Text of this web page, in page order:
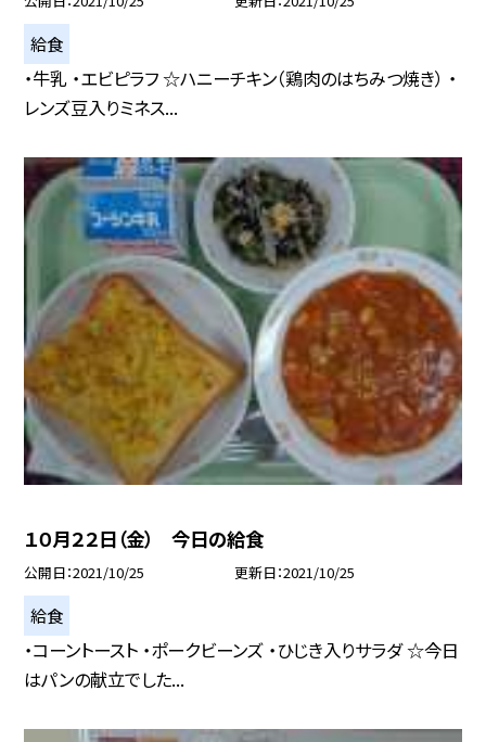
給食
・牛乳 ・エビピラフ ☆ハニーチキン（鶏肉のはちみつ焼き） ・
レンズ豆入りミネス...
１０月２２日（金） 今日の給食
公開日 2021/10/25 更新日 2021/10/25
給食
・コーントースト ・ポークビーンズ ・ひじき入りサラダ ☆今日
はパンの献立でした...